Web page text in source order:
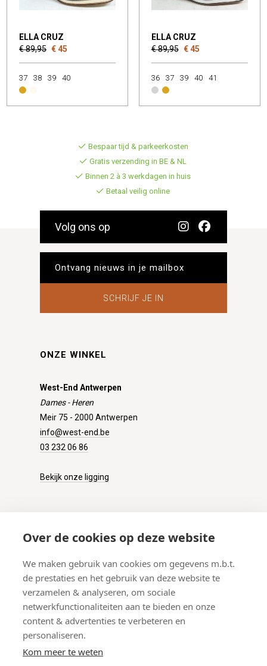
Over de cookies op deze website
We maken gebruik van cookies om gegevens m.b.t.
de prestaties en het gebruik van deze website te
verzamelen & analyseren, om sociale
netwerkfunctionaliteiten aan te bieden en onze
content & advertenties te verbeteren en
personaliseren.
Kom meer te weten
ELLA CRUZ
€ 89,95 € 45
37 38 39 40
ELLA CRUZ
€ 89,95 € 45
36 37 39 40 41
Bespaar tijd & parkeerkosten
Gratis verzending in BE & NL
Binnen 2 à 3 werkdagen in huis
Betaal veilig online
Volg ons op
SCHRIJF JE IN
ONZE WINKEL
West-End Antwerpen
Dames - Heren
Meir 75 - 2000 Antwerpen
info@west-end.be
03 232 06 86
Bekijk onze ligging
Verzenden
Retourneren
Betalen
Veelgestelde vragen